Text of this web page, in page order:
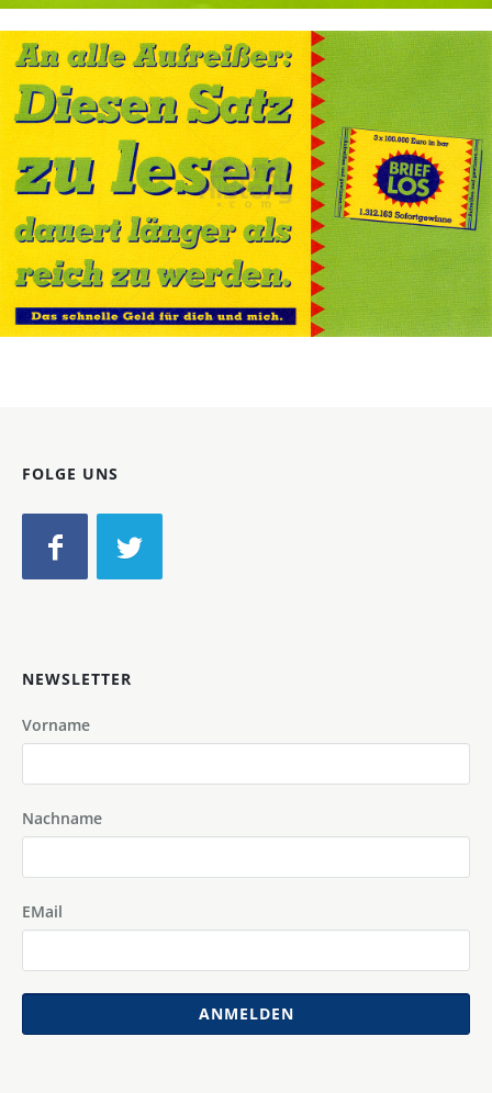
BRIEFLOS Österreichische Lotterien GmbH 2003
Bild-ID: 72246
FOLGE UNS
NEWSLETTER
Vorname
Nachname
EMail
ANMELDEN